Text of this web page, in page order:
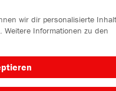
wir dir personalisierte
Informationen zu den